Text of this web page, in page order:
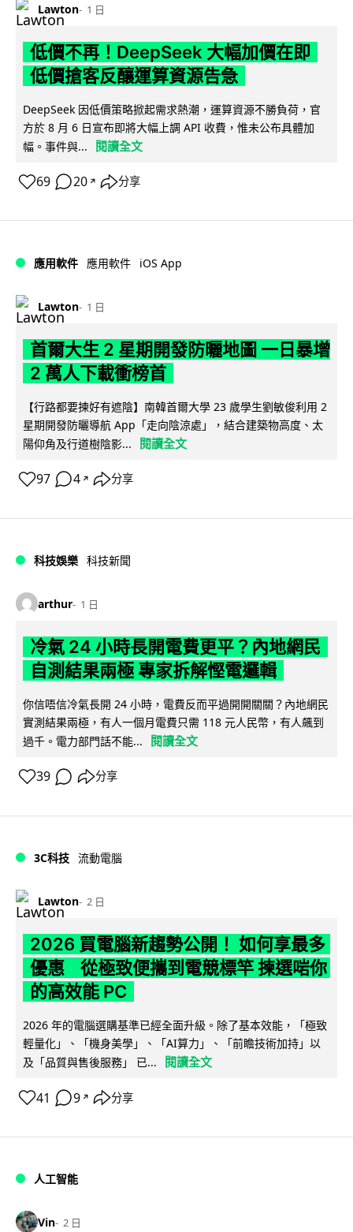
Lawton 1 日
低價不再！DeepSeek 大幅加價在即
低價搶客反釀運算資源告急
DeepSeek 因低價策略掀起需求熱潮，運算資源不勝負荷，官
方於 8 月 6 日宣布即將大幅上調 API 收費，惟未公布具體加
幅。事件與...
閱讀全文
69 20 ↗ 分享
應用軟件 應用軟件 iOS App
Lawton 1 日
首爾大生 2 星期開發防曬地圖 一日暴增
2 萬人下載衝榜首
【行路都要揀好有遮陰】南韓首爾大學 23 歲學生劉敏俊利用 2
星期開發防曬導航 App「走向陰涼處」，結合建築物高度、太
陽仰角及行道樹陰影...
閱讀全文
97 4 ↗ 分享
科技娛樂 科技新聞
arthur 1 日
冷氣 24 小時長開電費更平？內地網民
自測結果兩極 專家拆解慳電邏輯
你信唔信冷氣長開 24 小時，電費反而平過開開關關？內地網民
實測結果兩極，有人一個月電費只需 118 元人民幣，有人飆到
過千。電力部門話不能...
閱讀全文
39 分享
3C科技 流動電腦
Lawton 2 日
2026 買電腦新趨勢公開！ 如何享最多
優惠 從極致便攜到電競標竿 揀選啱你
的高效能 PC
2026 年的電腦選購基準已經全面升級。除了基本效能，「極致
輕量化」、「機身美學」、「AI算力」、「前瞻技術加持」以
及「品質與售後服務」 已...
閱讀全文
41 9 ↗ 分享
人工智能
Vin 2 日